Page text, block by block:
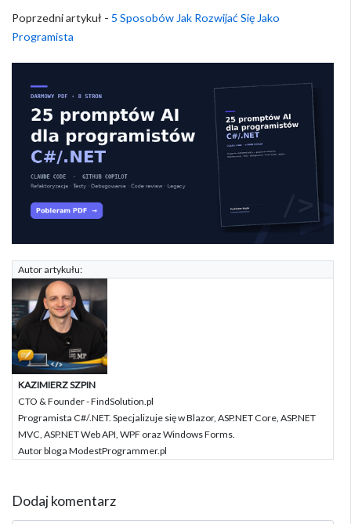
Poprzedni artykuł - 5 Sposobów Jak Rozwijać Się Jako
Programista
Autor artykułu:
KAZIMIERZ SZPIN
CTO & Founder - FindSolution.pl
Programista C#/.NET. Specjalizuje się w Blazor, ASP.NET Core, ASP.NET
MVC, ASP.NET Web API, WPF oraz Windows Forms.
Autor bloga ModestProgrammer.pl
Dodaj komentarz